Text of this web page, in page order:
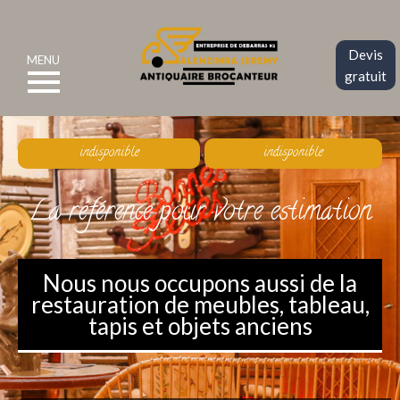
Devis
gratuit
MENU
indisponible indisponible
La référence pour votre estimation
Nous nous occupons aussi de la
restauration de meubles, tableau,
tapis et objets anciens